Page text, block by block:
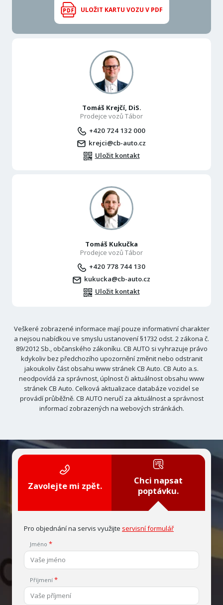
ULOŽIT KARTU VOZU V PDF
Tomáš Krejčí, DiS.
Prodejce vozů Tábor
+420 724 132 000
krejci@cb-auto.cz
Uložit kontakt
Tomáš Kukučka
Prodejce vozů Tábor
+420 778 744 130
kukucka@cb-auto.cz
Uložit kontakt
Veškeré zobrazené informace mají pouze informativní charakter
a nejsou nabídkou ve smyslu ustanovení §1732 odst. 2 zákona č.
89/2012 Sb., občanského zákoníku. CB AUTO si vyhrazuje právo
kdykoliv bez předchozího upozornění změnit nebo odstranit
jakoukoliv část obsahu www stránek CB Auto. CB Auto a.s.
neodpovídá za správnost, úplnost či aktuálnost obsahu www
stránek CB Auto. Celková aktualizace databáze vozidel se
provádí průběžně. CB AUTO neručí za aktuálnost a správnost
informací zobrazených na webových stránkách.
Zavolejte mi zpět.
Chci napsat
poptávku.
Pro objednání na servis využijte servisní formulář
Jméno
Příjmení